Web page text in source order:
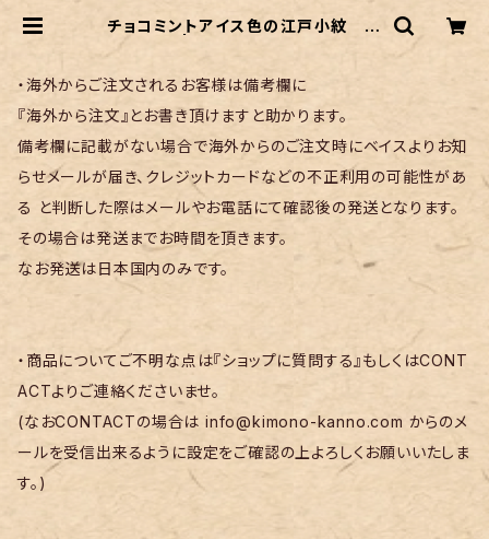
チョコミントアイス色の江戸小紋 鮫
・海外からご注文されるお客様は備考欄に
『海外から注文』とお書き頂けますと助かります。
備考欄に記載がない場合で海外からのご注文時にベイスよりお知
らせメールが届き、クレジットカードなどの不正利用の可能性があ
る と判断した際はメールやお電話にて確認後の発送となります。
その場合は発送までお時間を頂きます。
なお発送は日本国内のみです。
・商品についてご不明な点は『ショップに質問する』もしくはCONT
ACTよりご連絡くださいませ。
(なおCONTACTの場合はinfo@kimono-kanno.com からのメ
ールを受信出来るように設定をご確認の上よろしくお願いいたしま
す。)